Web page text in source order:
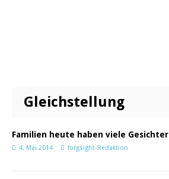
Gleichstellung
Familien heute haben viele Gesichter
4. Mai 2014 forgsight-Redaktion